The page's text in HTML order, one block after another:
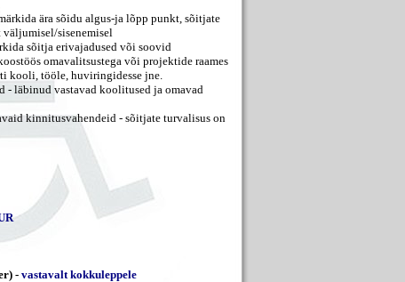
ära sõidu algus-ja lõpp punkt, sõitjate
väljumisel/sisenemisel
sõitja erivajadused või soovid
omavalitsustega või projektide raames
kooli, tööle, huviringidesse jne.
- läbinud vastavad koolitused ja omavad
kinnitusvahendeid - sõitjate turvalisus on
-vastavalt kokkuleppele